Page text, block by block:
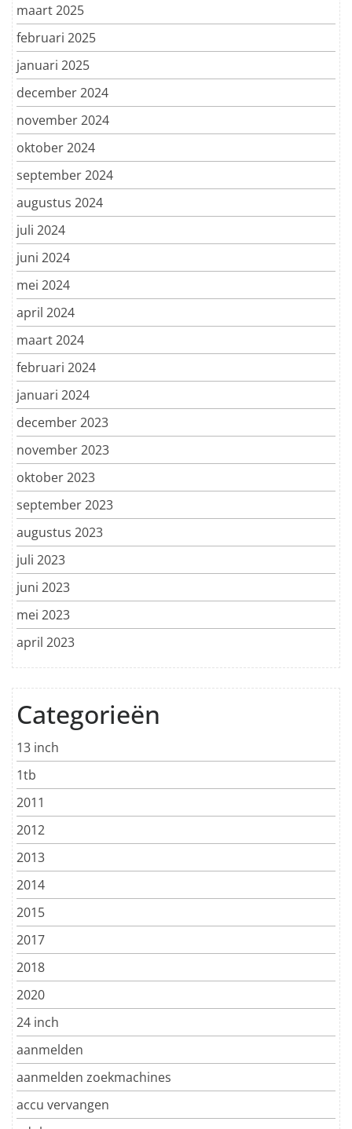
maart 2025
februari 2025
januari 2025
december 2024
november 2024
oktober 2024
september 2024
augustus 2024
juli 2024
juni 2024
mei 2024
april 2024
maart 2024
februari 2024
januari 2024
december 2023
november 2023
oktober 2023
september 2023
augustus 2023
juli 2023
juni 2023
mei 2023
april 2023
Categorieën
13 inch
1tb
2011
2012
2013
2014
2015
2017
2018
2020
24 inch
aanmelden
aanmelden zoekmachines
accu vervangen